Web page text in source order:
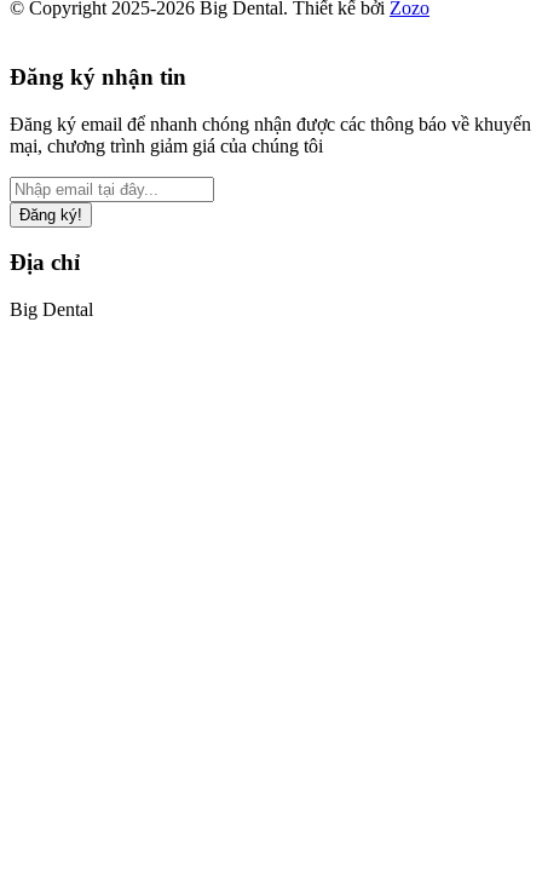
© Copyright 2025-2026 Big Dental. Thiết kế bởi Zozo
Đăng ký nhận tin
Đăng ký email để nhanh chóng nhận được các thông báo về khuyến
mại, chương trình giảm giá của chúng tôi
Đăng ký!
Địa chỉ
Big Dental